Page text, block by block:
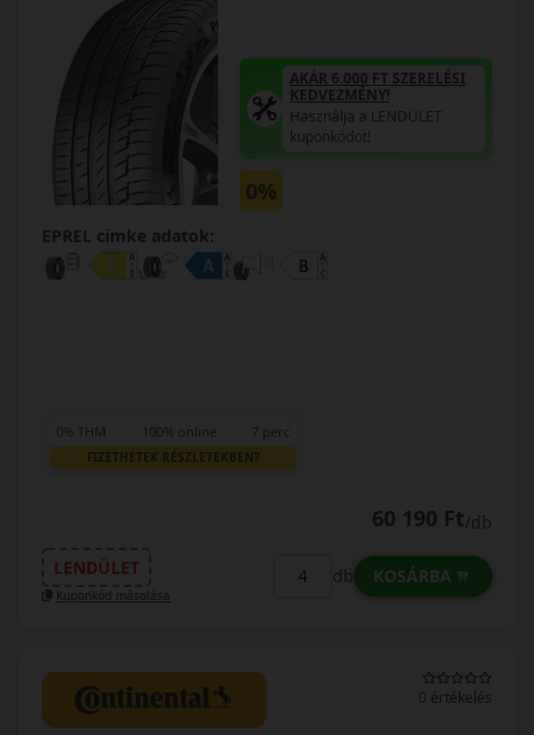
AKÁR 6.000 FT SZERELÉSI
KEDVEZMÉNY!
Használja a LENDÜLET
kuponkódot!
0%
EPREL cimke adatok:
0% THM 100% online 7 perc
FIZETHETEK RÉSZLETEKBEN?
60 190 Ft/db
LENDÜLET
Kuponkód másolása
db KOSÁRBA
0 értékelés